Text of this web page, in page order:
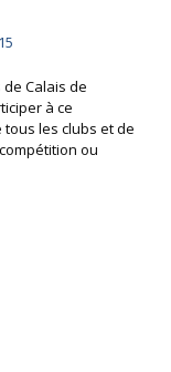
de Calais de
à ce
les clubs et de
ou